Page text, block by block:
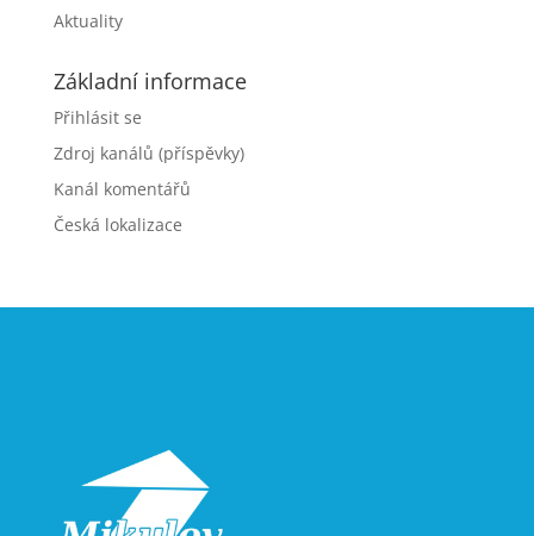
Aktuality
Základní informace
Přihlásit se
Zdroj kanálů (příspěvky)
Kanál komentářů
Česká lokalizace